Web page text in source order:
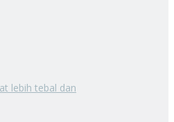
lebih tebal dan